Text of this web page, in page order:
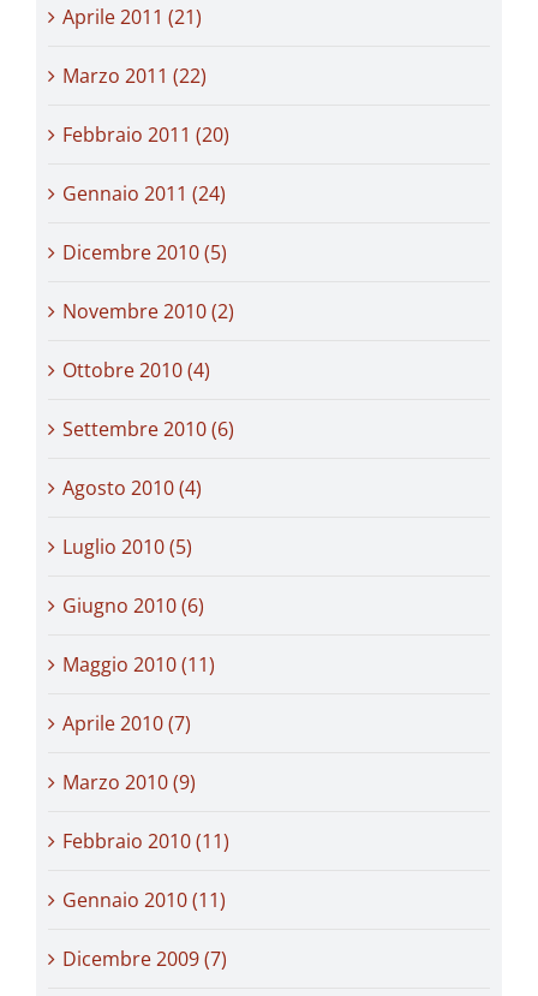
Aprile 2011 (21)
Marzo 2011 (22)
Febbraio 2011 (20)
Gennaio 2011 (24)
Dicembre 2010 (5)
Novembre 2010 (2)
Ottobre 2010 (4)
Settembre 2010 (6)
Agosto 2010 (4)
Luglio 2010 (5)
Giugno 2010 (6)
Maggio 2010 (11)
Aprile 2010 (7)
Marzo 2010 (9)
Febbraio 2010 (11)
Gennaio 2010 (11)
Dicembre 2009 (7)